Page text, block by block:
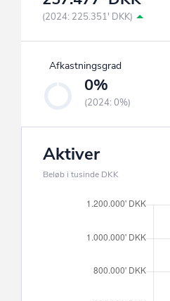
(2024: 225.351' DKK)
Afkastningsgrad
0%
(2024: 0%)
Aktiver
Beløb i tusinde DKK